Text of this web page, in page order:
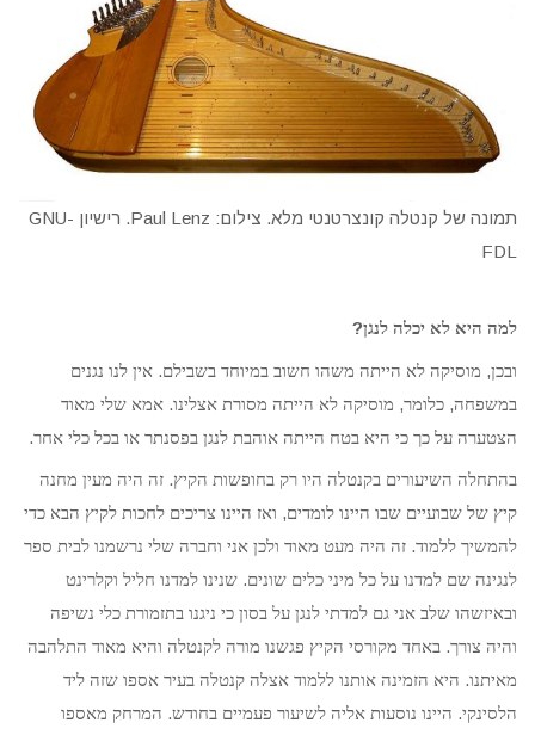
תמונה של קנטלה קונצרטנטי מלא. צילום: Paul Lenz. רישיון GNU-
FDL
למה היא לא יכלה לנגן?
ובכן, מוסיקה לא הייתה משהו חשוב במיוחד בשבילם. אין לנו נגנים
במשפחה, כלומר, מוסיקה לא הייתה מסורת אצלינו. אמא שלי מאוד
הצטערה על כך כי היא בטח הייתה אוהבת לנגן בפסנתר או בכל כלי אחר.
בהתחלה השיעורים בקנטלה היו רק בחופשות הקיץ. זה היה מעין מחנה
קיץ של שבועיים שבו היינו לומדים, ואז היינו צריכים לחכות לקיץ הבא כדי
להמשיך ללמוד. זה היה מעט מאוד ולכן אני וחברה שלי נרשמנו לבית ספר
לנגינה שם למדנו על כל מיני כלים שונים. שנינו למדנו חליל וקלרינט
ובאיזשהו שלב אני גם למדתי לנגן על בסון כי ניגנו בתזמורת כלי נשיפה
והיה צורך. באחד מקורסי הקיץ פגשנו מורה לקנטלה והיא מאוד התלהבה
מאיתנו. היא הזמינה אותנו ללמוד אצלה קנטלה בעיר אספו שזה ליד
הלסינקי. היינו נוסעות אליה לשיעור פעמיים בחודש. המרחק מאספו